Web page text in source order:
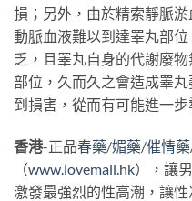
損；另外，由於精索靜脈
動脈血液難以到達睪丸部
乏，且睪丸自身的代謝廢
部位，久而久之會造成睪
到損害，從而有可能進一步
香港-正品春藥/媚藥/催情藥
（www.lovemall.hk），讓
激發最強烈的性高潮，讓